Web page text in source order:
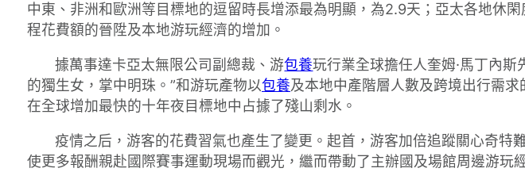
中東、非洲和歐洲等目標地的逗留時長增添最為明顯，為2.9天；亞太各地休
程花費額的晉陞及本地游玩經濟的增加。
據萬事達卡亞太無限公司副總裁、游包養玩行業全球擔任人奎姆·馬丁內
的獨生女，掌中明珠。”和游玩產物以包養及本地中產階層人數及跨境出行需求
在全球增加最快的十年夜目標地中占據了殘山剩水。
疫情之后，游客的花費習氣也產生了變更。起首，游客加倍追蹤關心奇特
使更多報酬親赴國際賽事運動現場而觀光，繼而帶動了主辦國及場館周邊游